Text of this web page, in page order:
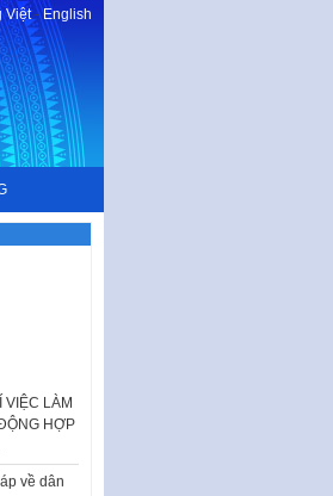
Việt-English
về dân
của